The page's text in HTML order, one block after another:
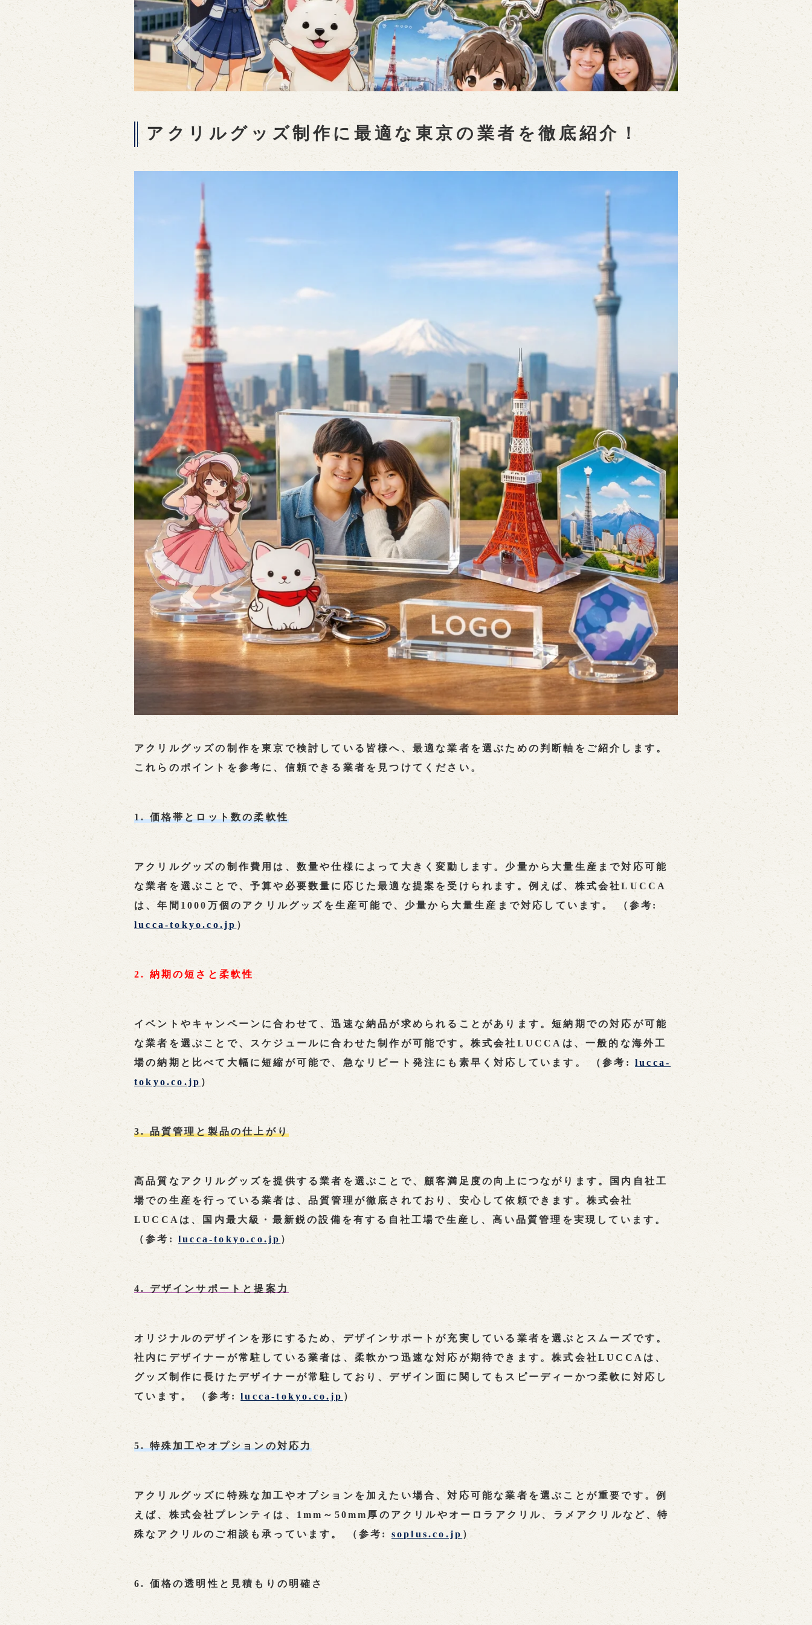
アクリルグッズ制作に最適な東京の業者を徹底紹介！
アクリルグッズの制作を東京で検討している皆様へ、最適な業者を選ぶための判断軸をご紹介します。
これらのポイントを参考に、信頼できる業者を見つけてください。
1. 価格帯とロット数の柔軟性
アクリルグッズの制作費用は、数量や仕様によって大きく変動します。少量から大量生産まで対応可能
な業者を選ぶことで、予算や必要数量に応じた最適な提案を受けられます。例えば、株式会社LUCCA
は、年間1000万個のアクリルグッズを生産可能で、少量から大量生産まで対応しています。 （参考:
lucca-tokyo.co.jp）
2. 納期の短さと柔軟性
イベントやキャンペーンに合わせて、迅速な納品が求められることがあります。短納期での対応が可能
な業者を選ぶことで、スケジュールに合わせた制作が可能です。株式会社LUCCAは、一般的な海外工
場の納期と比べて大幅に短縮が可能で、急なリピート発注にも素早く対応しています。 （参考:lucca-
tokyo.co.jp ）
3. 品質管理と製品の仕上がり
高品質なアクリルグッズを提供する業者を選ぶことで、顧客満足度の向上につながります。国内自社工
場での生産を行っている業者は、品質管理が徹底されており、安心して依頼できます。株式会社
LUCCAは、国内最大級・最新鋭の設備を有する自社工場で生産し、高い品質管理を実現しています。
（参考: lucca-tokyo.co.jp ）
4. デザインサポートと提案力
オリジナルのデザインを形にするため、デザインサポートが充実している業者を選ぶとスムーズです。
社内にデザイナーが常駐している業者は、柔軟かつ迅速な対応が期待できます。株式会社LUCCAは、
グッズ制作に長けたデザイナーが常駐しており、デザイン面に関してもスピーディーかつ柔軟に対応し
ています。 （参考:lucca-tokyo.co.jp ）
5. 特殊加工やオプションの対応力
アクリルグッズに特殊な加工やオプションを加えたい場合、対応可能な業者を選ぶことが重要です。例
えば、株式会社プレンティは、1mm～50mm厚のアクリルやオーロラアクリル、ラメアクリルなど、特
殊なアクリルのご相談も承っています。 （参考: soplus.co.jp ）
6. 価格の透明性と見積もりの明確さ